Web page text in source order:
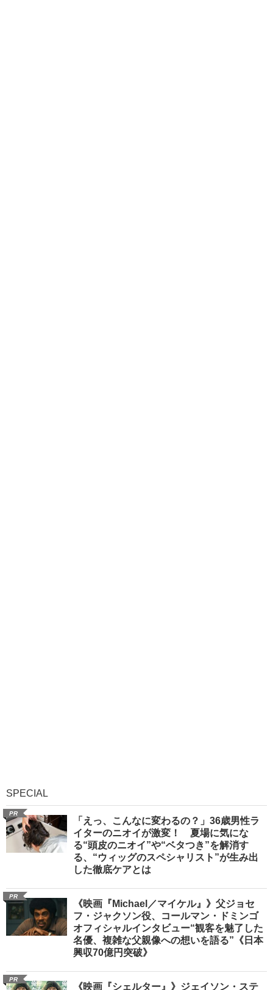
SPECIAL
PR
「えっ、こんなに変わるの？」36歳男性ラ
イターのニオイが激変！ 夏場に気にな
る“頭皮のニオイ”や“ベタつき”を解消す
る、“ウィッグのスペシャリスト”が生み出
した徹底ケアとは
PR
《映画『Michael／マイケル』》父ジョセ
フ・ジャクソン役、コールマン・ドミンゴ
オフィシャルインタビュー“観客を魅了した
名優、複雑な父親像への想いを語る”《日本
興収70億円突破》
PR
《映画『シェルター』》ジェイソン・ステ